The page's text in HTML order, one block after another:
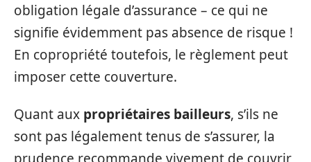
obligation légale d’assurance – ce qui ne
signifie évidemment pas absence de risque !
En copropriété toutefois, le règlement peut
imposer cette couverture.
Quant aux propriétaires bailleurs, s’ils ne
sont pas légalement tenus de s’assurer, la